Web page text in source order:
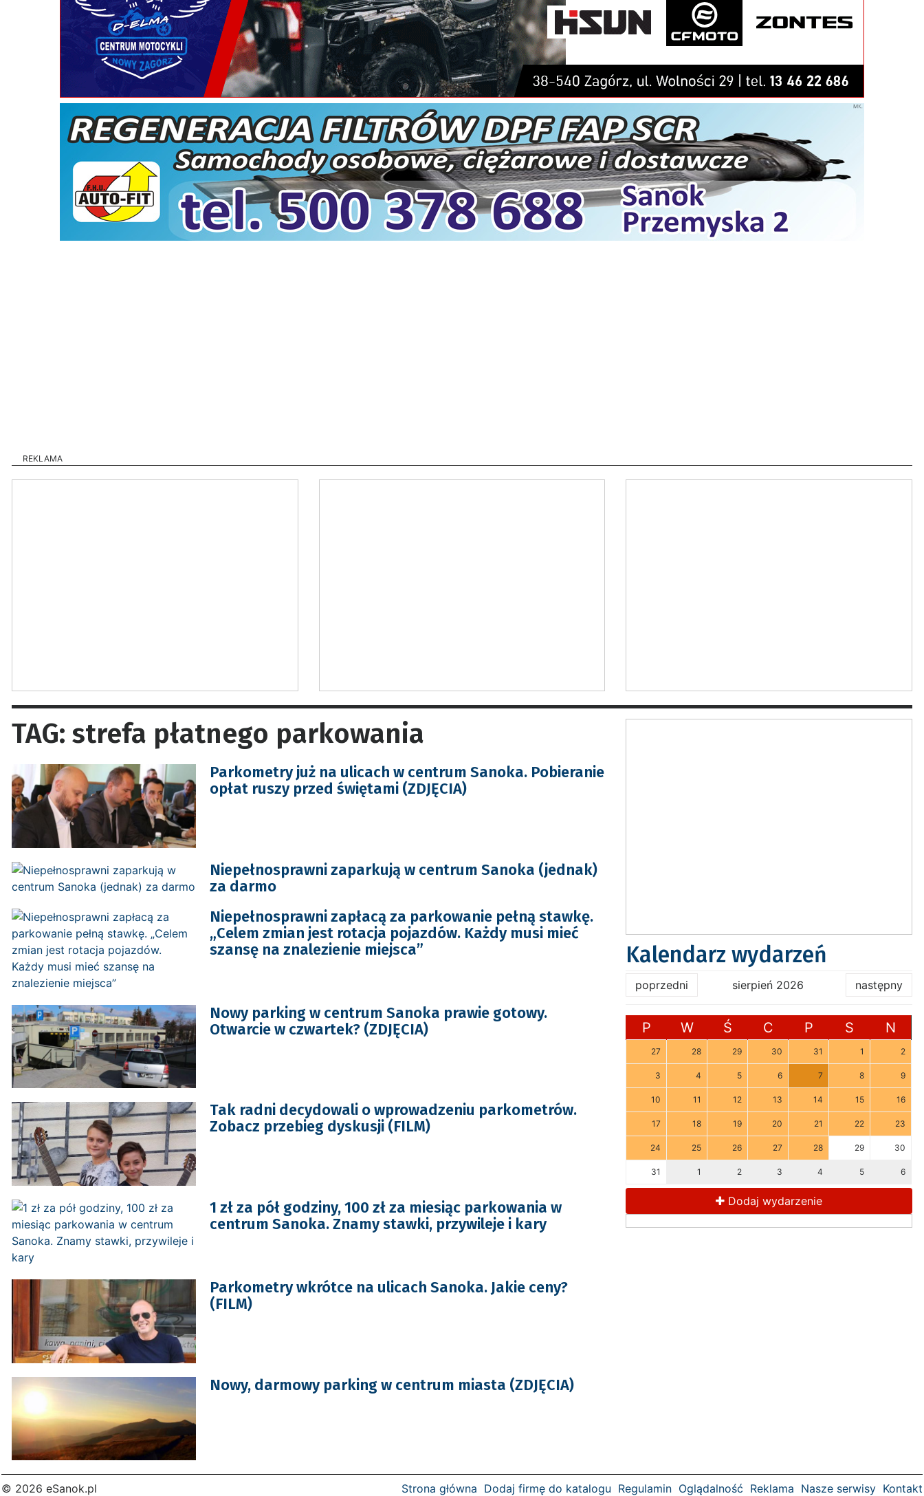
REKLAMA
TAG: strefa płatnego parkowania
Parkometry już na ulicach w centrum Sanoka. Pobieranie
opłat ruszy przed świętami (ZDJĘCIA)
Niepełnosprawni zaparkują w centrum Sanoka (jednak)
za darmo
Niepełnosprawni zapłacą za parkowanie pełną stawkę.
„Celem zmian jest rotacja pojazdów. Każdy musi mieć
szansę na znalezienie miejsca”
Nowy parking w centrum Sanoka prawie gotowy.
Otwarcie w czwartek? (ZDJĘCIA)
Tak radni decydowali o wprowadzeniu parkometrów.
Zobacz przebieg dyskusji (FILM)
1 zł za pół godziny, 100 zł za miesiąc parkowania w
centrum Sanoka. Znamy stawki, przywileje i kary
Parkometry wkrótce na ulicach Sanoka. Jakie ceny?
(FILM)
Nowy, darmowy parking w centrum miasta (ZDJĘCIA)
Kalendarz wydarzeń
poprzedni sierpień 2026 następny
P W Ś C P S N
27 28 29 30 31 1 2
3 4 5 6 7 8 9
10 11 12 13 14 15 16
17 18 19 20 21 22 23
24 25 26 27 28 29 30
31 1 2 3 4 5 6
Dodaj wydarzenie
© 2026 eSanok.pl Strona główna Dodaj firmę do katalogu Regulamin Oglądalność Reklama Nasze serwisy Kontakt